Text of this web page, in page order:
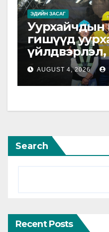
ЭДИЙН ЗАСАГ
Уурхайчдын
гишүүд
үйлдвэрлэл,
AUGUST 4, 2026
Search
Recent Posts